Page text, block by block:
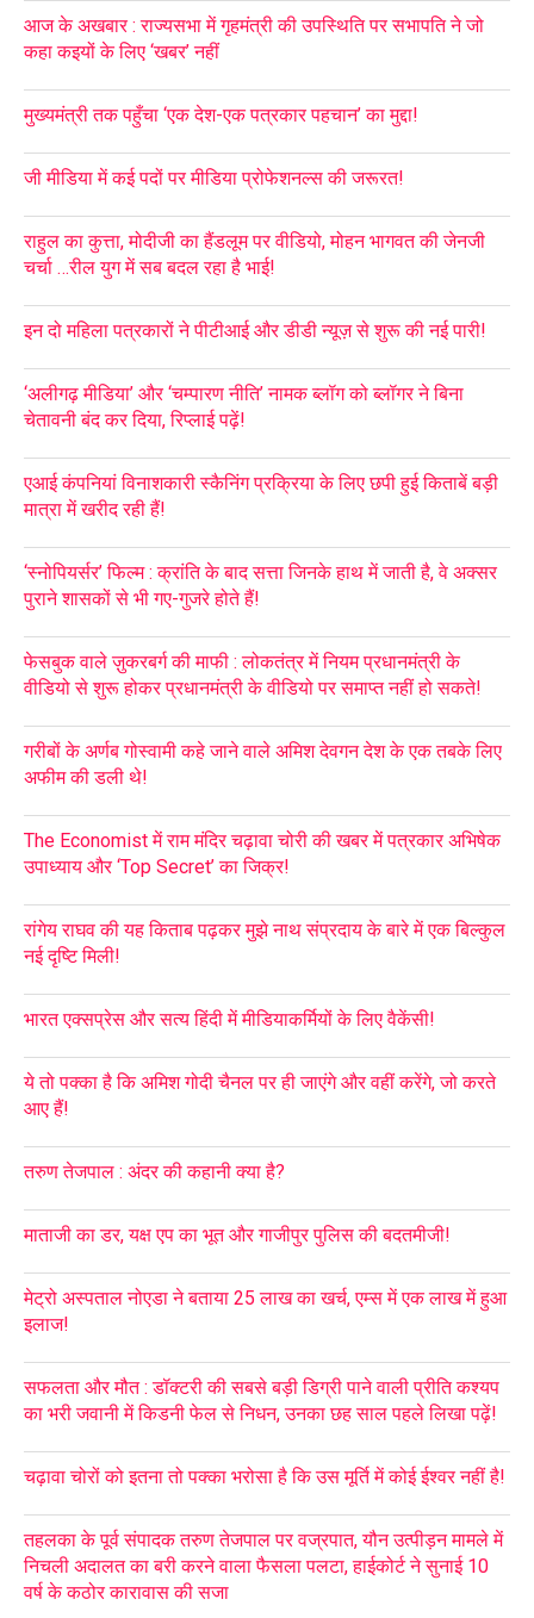
आज के अखबार : राज्यसभा में गृहमंत्री की उपस्थिति पर सभापति ने जो
कहा कइयों के लिए ‘खबर’ नहीं
मुख्यमंत्री तक पहुँचा ‘एक देश-एक पत्रकार पहचान’ का मुद्दा!
जी मीडिया में कई पदों पर मीडिया प्रोफेशनल्स की जरूरत!
राहुल का कुत्ता, मोदीजी का हैंडलूम पर वीडियो, मोहन भागवत की जेनजी
चर्चा …रील युग में सब बदल रहा है भाई!
इन दो महिला पत्रकारों ने पीटीआई और डीडी न्यूज़ से शुरू की नई पारी!
‘अलीगढ़ मीडिया’ और ‘चम्पारण नीति’ नामक ब्लॉग को ब्लॉगर ने बिना
चेतावनी बंद कर दिया, रिप्लाई पढ़ें!
एआई कंपनियां विनाशकारी स्कैनिंग प्रक्रिया के लिए छपी हुई किताबें बड़ी
मात्रा में खरीद रही हैं!
‘स्नोपियर्सर’ फिल्म : क्रांति के बाद सत्ता जिनके हाथ में जाती है, वे अक्सर
पुराने शासकों से भी गए-गुजरे होते हैं!
फेसबुक वाले ज़ुकरबर्ग की माफी : लोकतंत्र में नियम प्रधानमंत्री के
वीडियो से शुरू होकर प्रधानमंत्री के वीडियो पर समाप्त नहीं हो सकते!
गरीबों के अर्णब गोस्वामी कहे जाने वाले अमिश देवगन देश के एक तबके लिए
अफीम की डली थे!
The Economist में राम मंदिर चढ़ावा चोरी की खबर में पत्रकार अभिषेक
उपाध्याय और ‘Top Secret’ का जिक्र!
रांगेय राघव की यह किताब पढ़कर मुझे नाथ संप्रदाय के बारे में एक बिल्कुल
नई दृष्टि मिली!
भारत एक्सप्रेस और सत्य हिंदी में मीडियाकर्मियों के लिए वैकेंसी!
ये तो पक्का है कि अमिश गोदी चैनल पर ही जाएंगे और वहीं करेंगे, जो करते
आए हैं!
तरुण तेजपाल : अंदर की कहानी क्या है?
माताजी का डर, यक्ष एप का भूत और गाजीपुर पुलिस की बदतमीजी!
मेट्रो अस्पताल नोएडा ने बताया 25 लाख का खर्च, एम्स में एक लाख में हुआ
इलाज!
सफलता और मौत : डॉक्टरी की सबसे बड़ी डिग्री पाने वाली प्रीति कश्यप
का भरी जवानी में किडनी फेल से निधन, उनका छह साल पहले लिखा पढ़ें!
चढ़ावा चोरों को इतना तो पक्का भरोसा है कि उस मूर्ति में कोई ईश्वर नहीं है!
तहलका के पूर्व संपादक तरुण तेजपाल पर वज्रपात, यौन उत्पीड़न मामले में
निचली अदालत का बरी करने वाला फैसला पलटा, हाईकोर्ट ने सुनाई 10
वर्ष के कठोर कारावास की सजा